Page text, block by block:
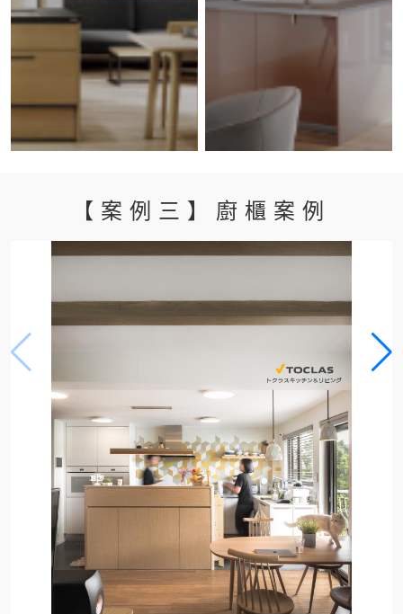
【案例三】廚櫃案例